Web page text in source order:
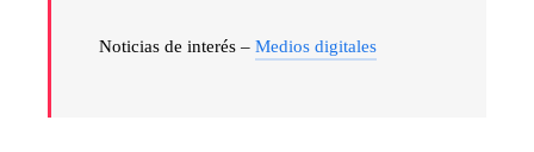
Noticias de interés – Medios digitales